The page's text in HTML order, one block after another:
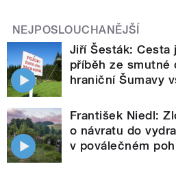
NEJPOSLOUCHANĚJŠÍ
Jiří Šesták: Cesta
příběh ze smutné
hraniční Šumavy
František Niedl:
o návratu do
v poválečném